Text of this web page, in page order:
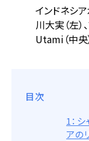
インドネシ
川大実（左
Utami（中央
目次
1：
アの